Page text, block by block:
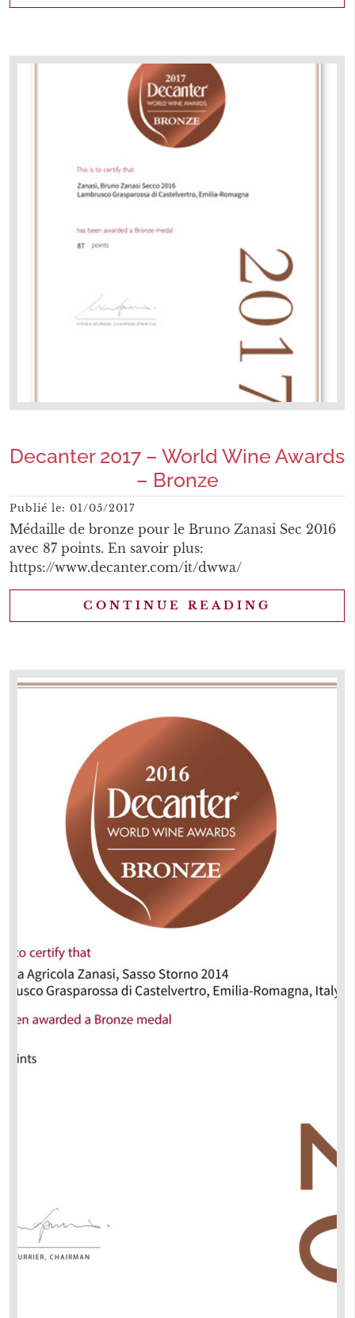
Decanter 2017 – World Wine Awards
– Bronze
Publié le: 01/05/2017
Médaille de bronze pour le Bruno Zanasi Sec 2016
avec 87 points. En savoir plus:
https://www.decanter.com/it/dwwa/
CONTINUE READING